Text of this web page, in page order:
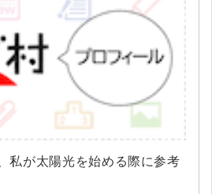
私が太陽光を始める際に参考